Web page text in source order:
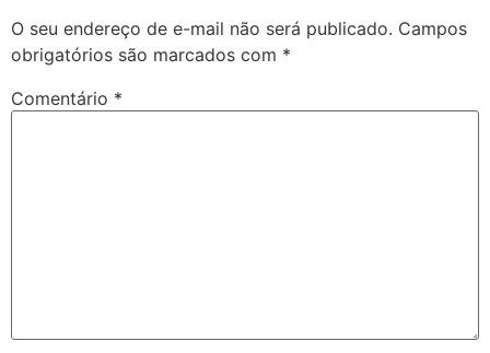
O seu endereço de e-mail não será publicado. Campos
obrigatórios são marcados com *
Comentário *